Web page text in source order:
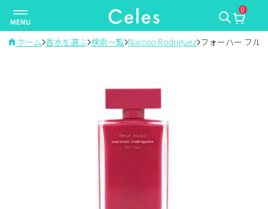
ナ
ビ
ゲ
0
ホーム 香水を選ぶ 検索一覧 Narciso Rodriguez フォーハー フル